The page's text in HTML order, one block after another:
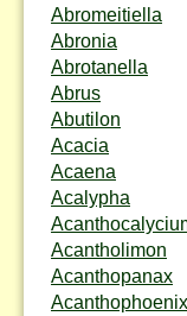
Abromeitiella
Abronia
Abrotanella
Abrus
Abutilon
Acacia
Acaena
Acalypha
Acantholimon
Acanthopanax
Acanthophoenix